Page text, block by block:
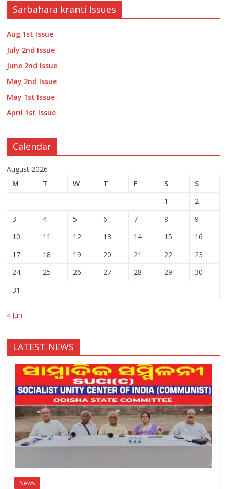
Sarbahara kranti Issues
Aug 1st Issue
July 2nd Issue
June 2nd Issue
May 2nd Issue
May 1st Issue
April 1st Issue
Calendar
August 2026
M
T W T F S
S
1
2
3
4 5 6 7 8
9
10
11 12 13 14 15
16
17
18 19 20 21 22
23
24
25 26 27 28 29
30
31
« Jun
LATEST NEWS
News